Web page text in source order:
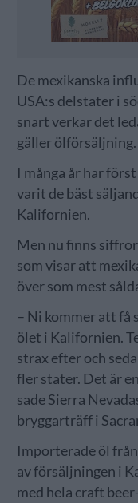
De mexikanska
USA:s delstater i
snart verkar det
gäller ölförsäljning.
I många år har
varit de bäst
Kalifornien.
Men nu finns
som visar att
över som mest
– Ni kommer att få
ölet i Kalifornien.
strax efter och
fler stater. Det är
sade Sierra
bryggarträff i
Importerade öl
av försäljningen i
med hela craft